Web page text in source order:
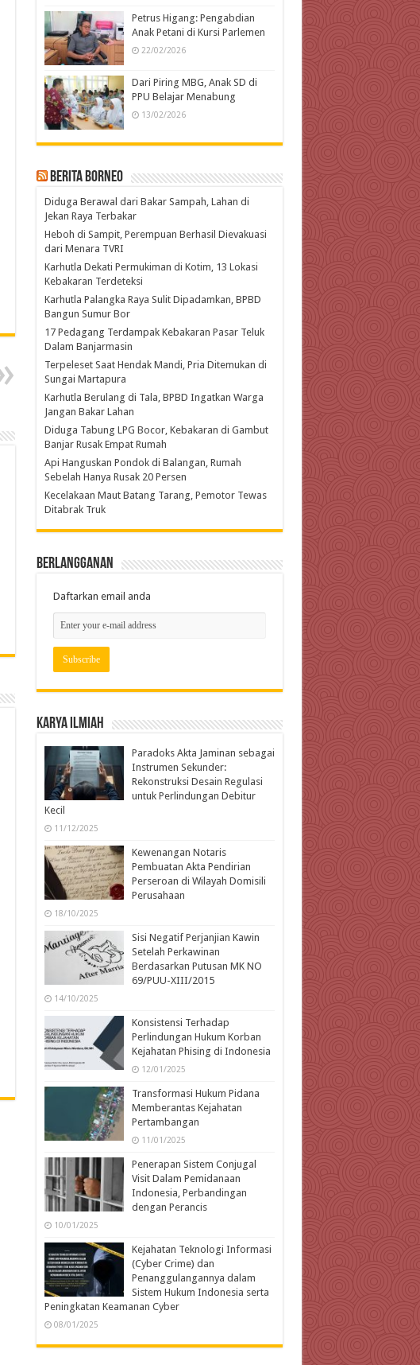
Petrus Higang: Pengabdian
Anak Petani di Kursi Parlemen
22/02/2026
Dari Piring MBG, Anak SD di
PPU Belajar Menabung
13/02/2026
Berita Borneo
Diduga Berawal dari Bakar Sampah, Lahan di
Jekan Raya Terbakar
Heboh di Sampit, Perempuan Berhasil Dievakuasi
dari Menara TVRI
Karhutla Dekati Permukiman di Kotim, 13 Lokasi
Kebakaran Terdeteksi
Karhutla Palangka Raya Sulit Dipadamkan, BPBD
Bangun Sumur Bor
17 Pedagang Terdampak Kebakaran Pasar Teluk
Dalam Banjarmasin
Terpeleset Saat Hendak Mandi, Pria Ditemukan di
Sungai Martapura
Karhutla Berulang di Tala, BPBD Ingatkan Warga
Jangan Bakar Lahan
Diduga Tabung LPG Bocor, Kebakaran di Gambut
Banjar Rusak Empat Rumah
Api Hanguskan Pondok di Balangan, Rumah
Sebelah Hanya Rusak 20 Persen
Kecelakaan Maut Batang Tarang, Pemotor Tewas
Ditabrak Truk
Berlangganan
Daftarkan email anda
Karya Ilmiah
Paradoks Akta Jaminan sebagai
Instrumen Sekunder:
Rekonstruksi Desain Regulasi
untuk Perlindungan Debitur
Kecil
11/12/2025
Kewenangan Notaris
Pembuatan Akta Pendirian
Perseroan di Wilayah Domisili
Perusahaan
18/10/2025
Sisi Negatif Perjanjian Kawin
Setelah Perkawinan
Berdasarkan Putusan MK NO
69/PUU-XIII/2015
14/10/2025
Konsistensi Terhadap
Perlindungan Hukum Korban
Kejahatan Phising di Indonesia
12/01/2025
Transformasi Hukum Pidana
Memberantas Kejahatan
Pertambangan
11/01/2025
Penerapan Sistem Conjugal
Visit Dalam Pemidanaan
Indonesia, Perbandingan
dengan Perancis
10/01/2025
Kejahatan Teknologi Informasi
(Cyber Crime) dan
Penanggulangannya dalam
Sistem Hukum Indonesia serta
Peningkatan Keamanan Cyber
08/01/2025